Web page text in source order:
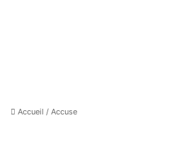
Accueil / Accuse